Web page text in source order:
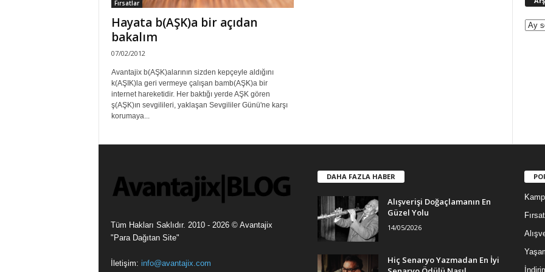
Fırsatlar
Hayata b(AŞK)a bir açıdan
bakalım
07/02/2012
Avantajix b(AŞK)alarının sizden kepçeyle aldığını
k(AŞIK)la geri vermeye çalışan bamb(AŞK)a bir
internet hareketidir. Her baktığı yerde AŞK gören
ş(AŞK)ın sevgilileri, yaklaşan Sevgililer Günü'ne karşı
korumaya...
Tüm Hakları Saklıdır. 2010 - 2026 © Avantajix
"Para Dağıtan Site"
İletişim: info@avantajix.com
DAHA FAZLA HABER
Alışverişi Doğaçlamanın En
Güzel Yolu
14/05/2026
Hiç Senaryo Yazmadan En İyi